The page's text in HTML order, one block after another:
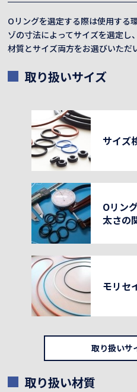
Oリングを選定する際は使用する
ゾの寸法によってサイズを選定し、
材質とサイズ両方をお選びいただ
取り扱いサイズ
サイズ
Oリン
太さの
モリセ
取り扱いサ
取り扱い材質